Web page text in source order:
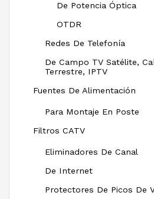
De Potencia Óptica
OTDR
Redes De Telefonía
De Campo TV Satélite,
Terrestre, IPTV
Fuentes De Alimentación
Para Montaje En Poste
Filtros CATV
Eliminadores De Canal
De Internet
Protectores De Picos De